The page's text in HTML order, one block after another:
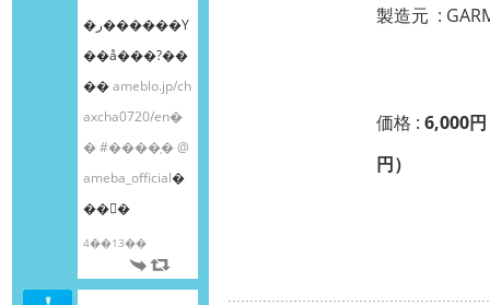
�ر������Υ
��å���?��
��ameblo.jp/ch
axcha0720/en�
�#����֥�@
ameba_official�
��󤫤�
4��13��
製造元 :
価格 : 6,000
円）